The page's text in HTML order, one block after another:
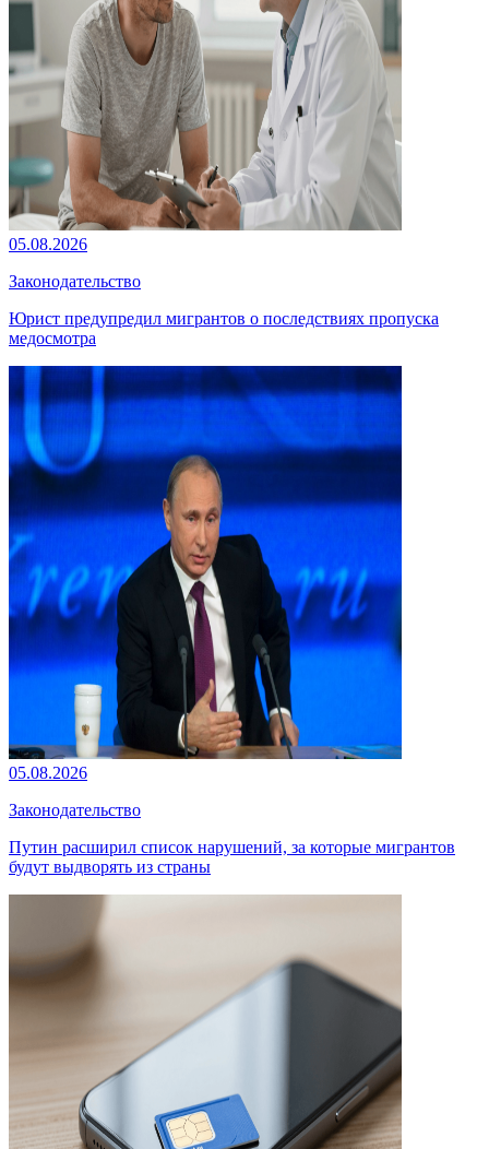
05.08.2026
Законодательство
Юрист предупредил мигрантов о последствиях пропуска
медосмотра
05.08.2026
Законодательство
Путин расширил список нарушений, за которые мигрантов
будут выдворять из страны